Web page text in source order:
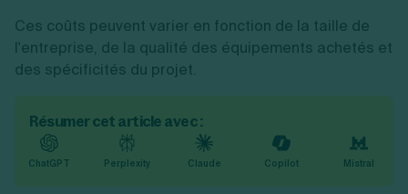
Ces coûts peuvent varier en fonction de la taille de
l'entreprise, de la qualité des équipements achetés et
des spécificités du projet.
Résumer cet article avec :
ChatGPT Perplexity Claude Copilot Mistral